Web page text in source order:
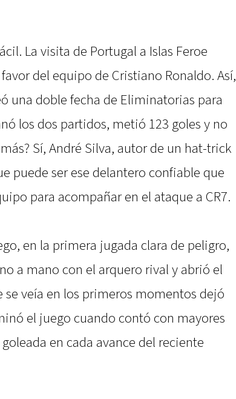
La visita de Portugal a Islas Feroe
del equipo de Cristiano Ronaldo. Así,
una doble fecha de Eliminatorias para
los dos partidos, metió 123 goles y no
Sí, André Silva, autor de un hat-trick
puede ser ese delantero confiable que
para acompañar en el ataque a CR7.
en la primera jugada clara de peligro,
a mano con el arquero rival y abrió el
veía en los primeros momentos dejó
el juego cuando contó con mayores
en cada avance del reciente